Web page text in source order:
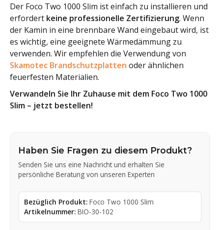
Der Foco Two 1000 Slim ist einfach zu installieren und
erfordert keine professionelle Zertifizierung. Wenn
der Kamin in eine brennbare Wand eingebaut wird, ist
es wichtig, eine geeignete Wärmedämmung zu
verwenden. Wir empfehlen die Verwendung von
Skamotec Brandschutzplatten oder ähnlichen
feuerfesten Materialien.
Verwandeln Sie Ihr Zuhause mit dem Foco Two 1000
Slim – jetzt bestellen!
Haben Sie Fragen zu diesem Produkt?
Senden Sie uns eine Nachricht und erhalten Sie
persönliche Beratung von unseren Experten
Bezüglich Produkt: Foco Two 1000 Slim
Artikelnummer: BIO-30-102